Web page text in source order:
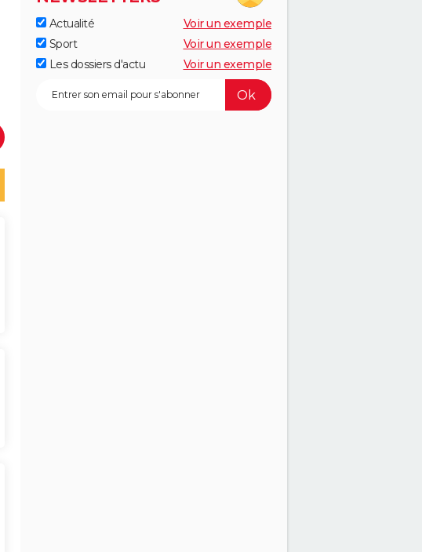
Actualité
Voir un exemple
Sport
Voir un exemple
Les dossiers d'actu
Voir un exemple